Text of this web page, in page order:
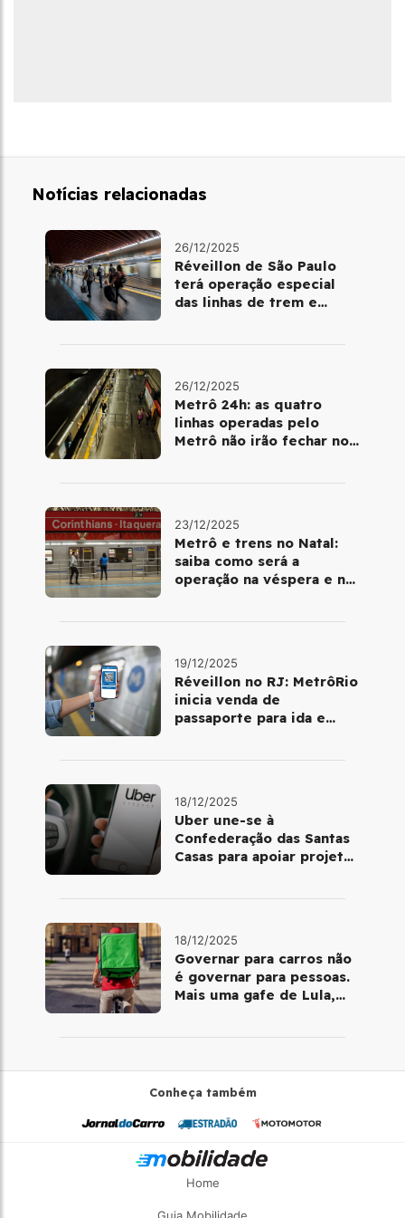
Notícias relacionadas
26/12/2025
Réveillon de São Paulo
terá operação especial
das linhas de trem e
26/12/2025
Metrô 24h: as quatro
linhas operadas pelo
Metrô não irão fechar no
23/12/2025
Metrô e trens no Natal:
saiba como será a
operação na véspera e no
19/12/2025
Réveillon no RJ: MetrôRio
inicia venda de
passaporte para ida e
18/12/2025
Uber une-se à
Confederação das Santas
Casas para apoiar projetos
18/12/2025
Governar para carros não
é governar para pessoas.
Mais uma gafe de Lula,
Conheça também
Home